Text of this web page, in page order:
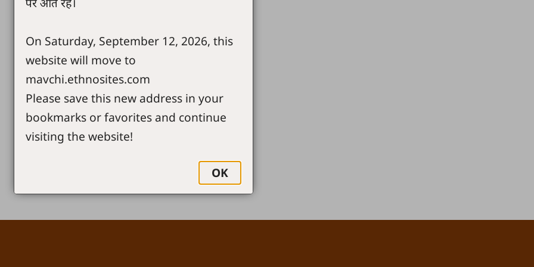
On Saturday, September 12, 2026, this
website will move to
mavchi.ethnosites.com
Please save this new address in your
bookmarks or favorites and continue
visiting the website!
OK